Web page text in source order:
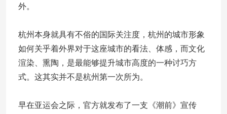
外。
杭州本身就具有不俗的国际关注度，杭州的城市形象
如何关乎着外界对于这座城市的看法、体感，而文化
渲染、熏陶，是最能够提升城市高度的一种讨巧方
式。这其实并不是杭州第一次所为。
早在亚运会之际，官方就发布了一支《潮前》宣传